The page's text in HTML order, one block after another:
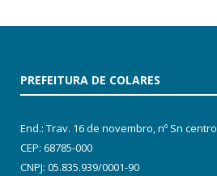
PREFEITURA DE COLARES
End.: Trav. 16 de novembro, nº Sn centro
CEP: 68785-000
CNPJ: 05.835.939/0001-90